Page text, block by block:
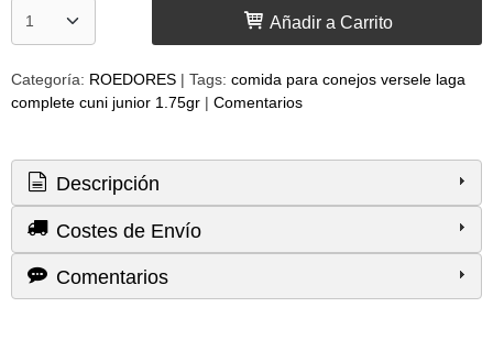
Añadir a Carrito
Categoría: ROEDORES | Tags: comida para conejos versele laga
complete cuni junior 1.75gr | Comentarios
Descripción
Costes de Envío
Comentarios